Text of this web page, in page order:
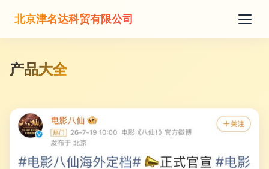
北京津名达科贸有限公司
产品大全